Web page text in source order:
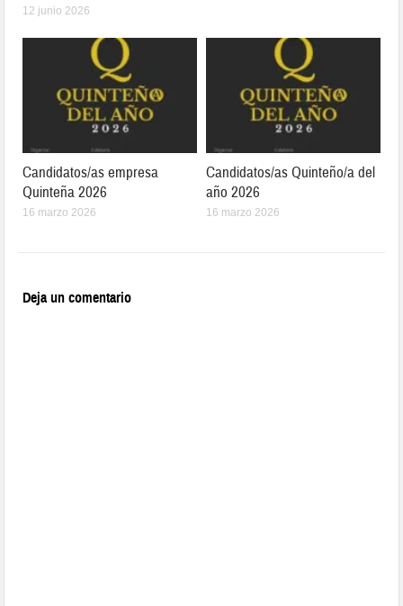
12 junio 2026
Candidatos/as empresa
Quinteña 2026
16 marzo 2026
Candidatos/as Quinteño/a del
año 2026
16 marzo 2026
Deja un comentario